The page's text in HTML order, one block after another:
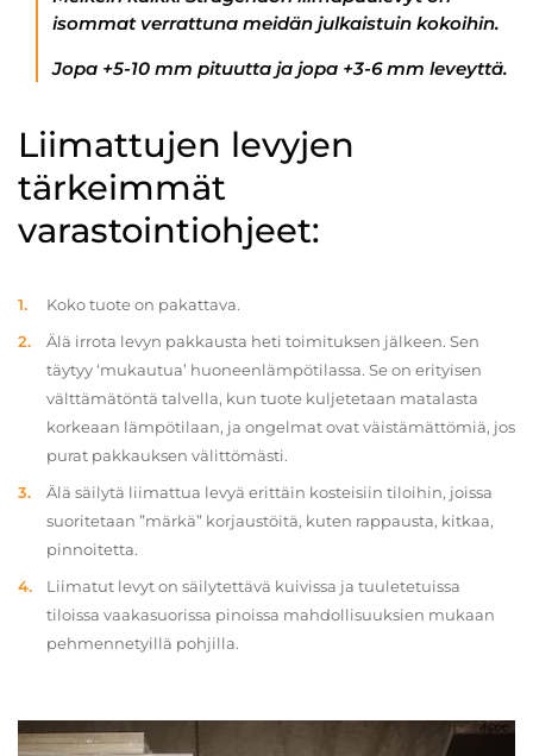
isommat verrattuna meidän julkaistuin kokoihin.
Jopa +5-10 mm pituutta ja jopa +3-6 mm leveyttä.
Liimattujen levyjen
tärkeimmät
varastointiohjeet:
Koko tuote on pakattava.
Älä irrota levyn pakkausta heti toimituksen jälkeen. Sen
täytyy ‘mukautua’ huoneenlämpötilassa. Se on erityisen
välttämätöntä talvella, kun tuote kuljetetaan matalasta
korkeaan lämpötilaan, ja ongelmat ovat väistämättömiä, jos
purat pakkauksen välittömästi.
Älä säilytä liimattua levyä erittäin kosteisiin tiloihin, joissa
suoritetaan ”märkä” korjaustöitä, kuten rappausta, kitkaa,
pinnoitetta.
Liimatut levyt on säilytettävä kuivissa ja tuuletetuissa
tiloissa vaakasuorissa pinoissa mahdollisuuksien mukaan
pehmennetyillä pohjilla.